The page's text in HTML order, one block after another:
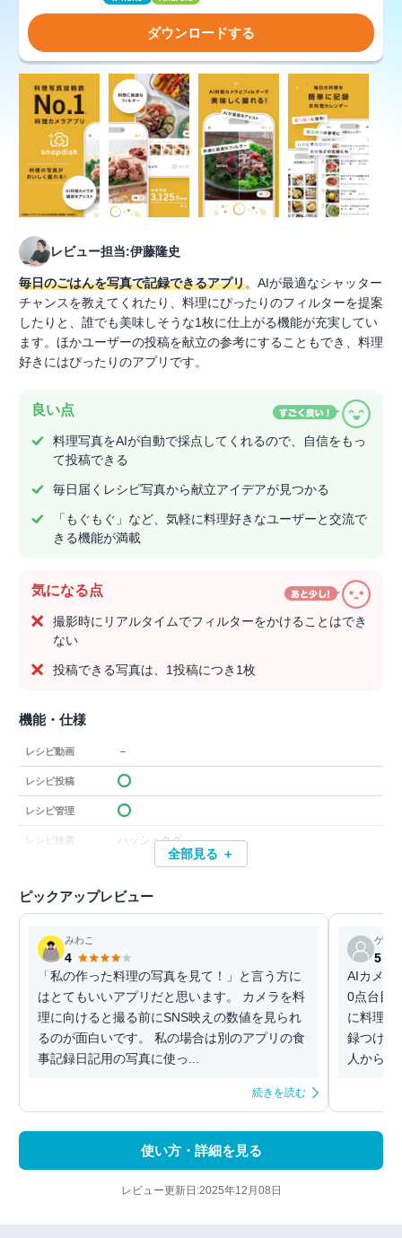
ダウンロードする
レビュー担当:伊藤隆史
毎日のごはんを写真で記録できるアプリ。AIが最適なシャッター
チャンスを教えてくれたり、料理にぴったりのフィルターを提案
したりと、誰でも美味しそうな1枚に仕上がる機能が充実してい
ます。ほかユーザーの投稿を献立の参考にすることもでき、料理
好きにはぴったりのアプリです。
良い点
料理写真をAIが自動で採点してくれるので、自信をもっ
て投稿できる
毎日届くレシピ写真から献立アイデアが見つかる
「もぐもぐ」など、気軽に料理好きなユーザーと交流で
きる機能が満載
気になる点
撮影時にリアルタイムでフィルターをかけることはでき
ない
投稿できる写真は、1投稿につき1枚
機能・仕様
レシピ動画 －
レシピ投稿
レシピ管理
レシピ検索 ハッシュタグ
全部見る ＋
ピックアップレビュー
みわこ
4
「私の作った料理の写真を見て！」と言う方に
はとてもいいアプリだと思います。 カメラを料
理に向けると撮る前にSNS映えの数値を見られ
るのが面白いです。 私の場合は別のアプリの食
事記録日記用の写真に使っ...
続きを読む
ゲス
5
AIカメラ
0点台目
に料理見
録つけた
人から
使い方・詳細を見る
レビュー更新日:2025年12月08日